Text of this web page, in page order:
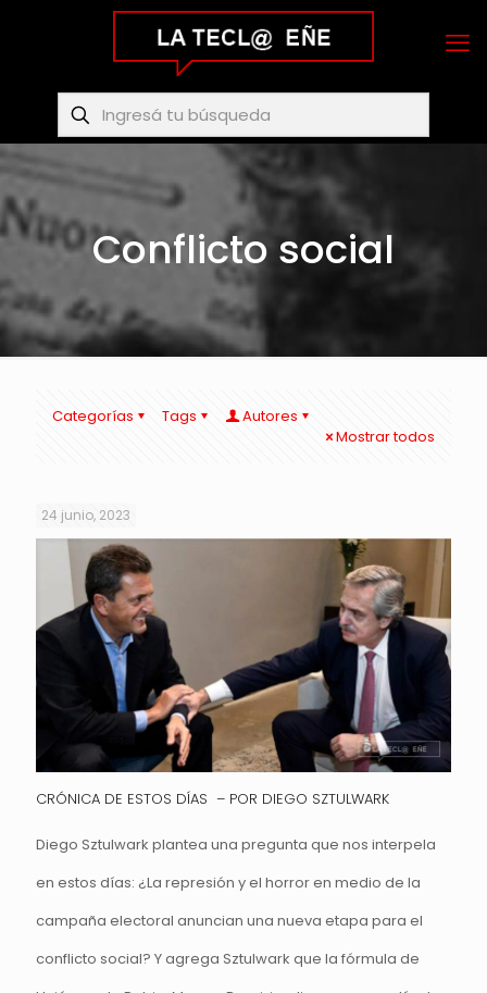
Conflicto social
Categorías Tags
Autores
Mostrar todos
24 junio, 2023
CRÓNICA DE ESTOS DÍAS – POR DIEGO SZTULWARK
Diego Sztulwark plantea una pregunta que nos interpela
en estos días: ¿La represión y el horror en medio de la
campaña electoral anuncian una nueva etapa para el
conflicto social? Y agrega Sztulwark que la fórmula de